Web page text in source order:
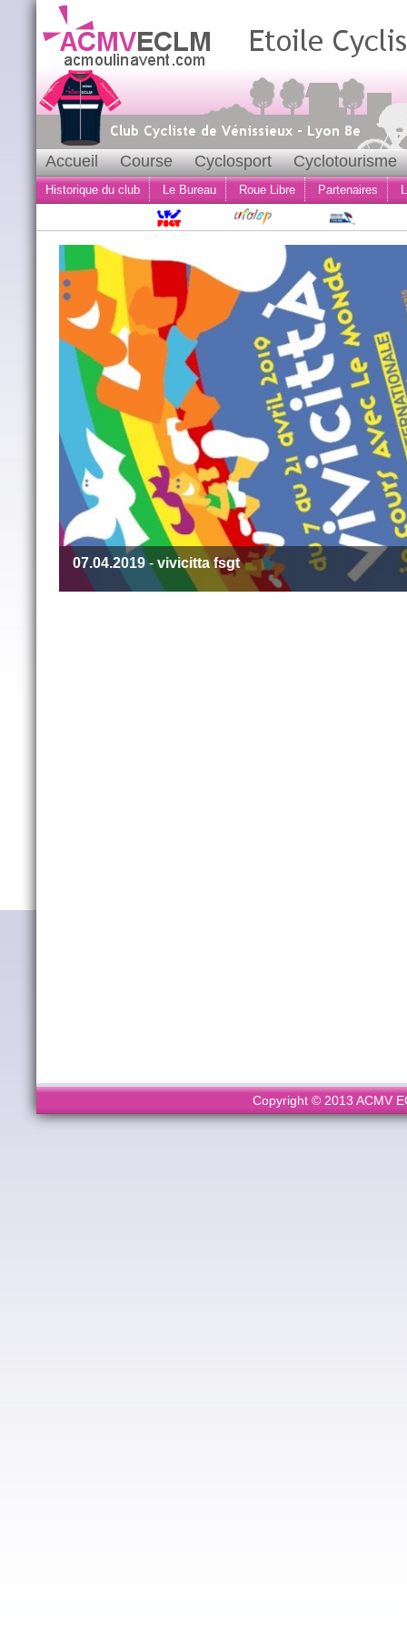
Accueil Course Cyclosport Cyclotourisme
Historique du club Le Bureau Roue Libre Partenaires
07.04.2019- vivicitta fsgt
Copyright © 2013 ACMV